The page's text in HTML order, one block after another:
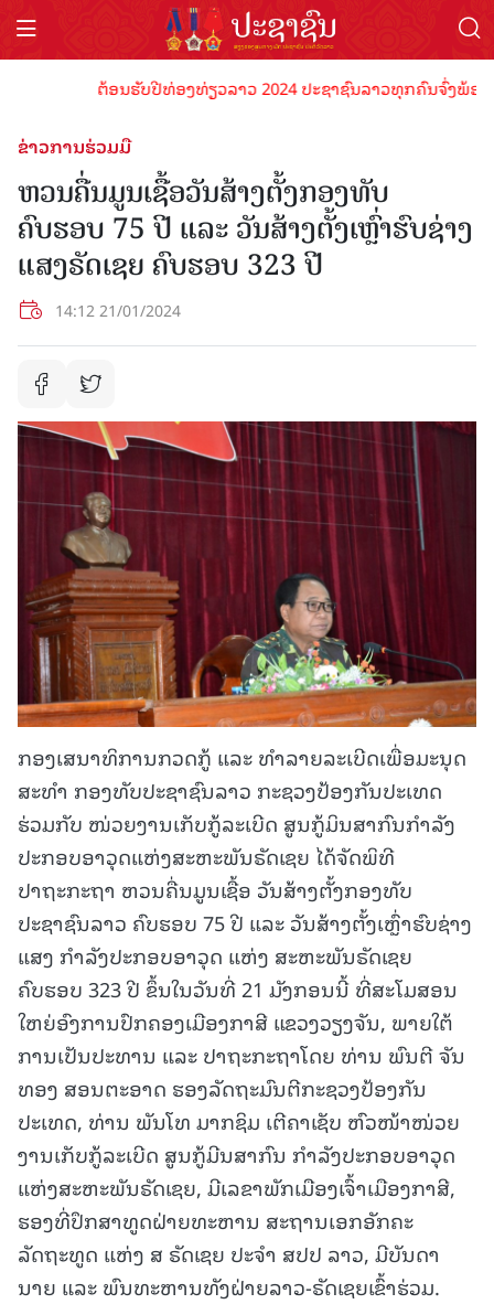
ຕ້ອນຮັບປີທ່ອງທ່ຽວລາວ 2024 ປະຊາຊົນລາວທຸກຄົນຈົ່ງພ້ອມເ
ຂ່າວການຮ່ວມມື
ຫວນຄື່ນມູນເຊື້ອວັນສ້າງຕັ້ງກອງທັບ
ຄົບຮອບ 75 ປີ ແລະ ວັນສ້າງຕັ້ງເຫຼົ່າຮົບຊ່າງ
ແສງຣັດເຊຍ ຄົບຮອບ 323 ປີ
14:12 21/01/2024
ກອງເສນາທິການກວດກູ້ ແລະ ທຳລາຍລະເບີດເພື່ອມະນຸດ
ສະທໍາ ກອງທັບປະຊາຊົນລາວ ກະຊວງປ້ອງກັນປະເທດ
ຮ່ວມກັບ ໜ່ວຍງານເກັບກູ້ລະເບີດ ສູນກູ້ມິນສາກົນກຳລັງ
ປະກອບອາວຸດແຫ່ງສະຫະພັນຣັດເຊຍ ໄດ້ຈັດພິທີ
ປາຖະກະຖາ ຫວນຄື່ນມູນເຊື້ອ ວັນສ້າງຕັ້ງກອງທັບ
ປະຊາຊົນລາວ ຄົບຮອບ 75 ປີ ແລະ ວັນສ້າງຕັ້ງເຫຼົ່າຮົບຊ່າງ
ແສງ ກໍາລັງປະກອບອາວຸດ ແຫ່ງ ສະຫະພັນຣັດເຊຍ
ຄົບຮອບ 323 ປີ ຂຶ້ນໃນວັນທີ່ 21 ມັງກອນນີ້ ທີ່ສະໂມສອນ
ໃຫຍ່ອົງການປົກຄອງເມືອງກາສີ ແຂວງວຽງຈັນ, ພາຍໃຕ້
ການເປັນປະທານ ແລະ ປາຖະກະຖາໂດຍ ທ່ານ ພົນຕີ ຈັນ
ທອງ ສອນຕະອາດ ຮອງລັດຖະມົນຕີກະຊວງປ້ອງກັນ
ປະເທດ, ທ່ານ ພັນໂທ ມາກຊິມ ເຕີຄາເຊັບ ຫົວໜ້າໜ່ວຍ
ງານເກັບກູ້ລະເບີດ ສູນກູ້ມີນສາກົນ ກຳລັງປະກອບອາວຸດ
ແຫ່ງສະຫະພັນຣັດເຊຍ, ມີເລຂາພັກເມືອງເຈົ້າເມືອງກາສີ,
ຮອງທີ່ປຶກສາທູດຝ່າຍທະຫານ ສະຖານເອກອັກຄະ
ລັດຖະທູດ ແຫ່ງ ສ ຣັດເຊຍ ປະຈຳ ສປປ ລາວ, ມີບັນດາ
ນາຍ ແລະ ພົນທະຫານທັງຝ່າຍລາວ-ຣັດເຊຍເຂົ້າຮ່ວມ.